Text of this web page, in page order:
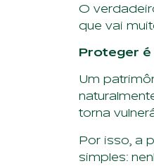
O
que vai
Proteger
Um
torna
Por isso, a
simples: